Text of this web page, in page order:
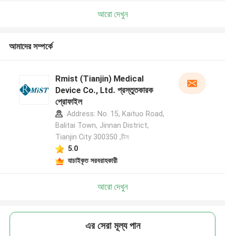
আরো দেখুন
আমাদের সম্পর্কে
Rmist (Tianjin) Medical
Device Co., Ltd. প্রস্তুতকারক
প্রোফাইল
Address: No. 15, Kaituo Road,
Balitai Town, Jinnan District,
Tianjin City 300350 ,চীন
5.0
যাচাইকৃত সরবরাহকারী
আরো দেখুন
এর সেরা মূল্য পান